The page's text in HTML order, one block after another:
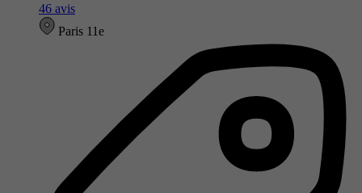
46 avis
Paris 11e